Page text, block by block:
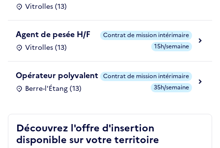
Vitrolles (13)
Agent de pesée H/F
Vitrolles (13)
Contrat de mission intérimaire
15h/semaine
Opérateur polyvalent
Berre-l'Étang (13)
Contrat de mission intérimaire
35h/semaine
Découvrez l'offre d'insertion
disponible sur votre territoire